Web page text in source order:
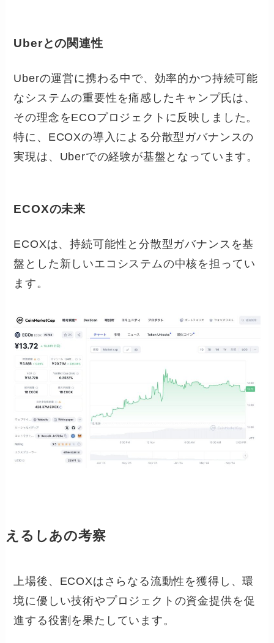
Uberとの関連性
Uberの運営に携わる中で、効率的かつ持続可能
なシステムの重要性を痛感したキャンプ氏は、
その理念をECOプロジェクトに反映しました。
特に、ECOXの導入による分散型ガバナンスの
実現は、Uberでの経験が基盤となっています。
ECOXの未来
ECOXは、持続可能性と分散型ガバナンスを基
盤とした新しいエコシステムの中核を担ってい
ます。
えるしあの考察
上場後、ECOXはさらなる流動性を獲得し、環
境に優しい技術やプロジェクトの資金提供を促
進する役割を果たしています。